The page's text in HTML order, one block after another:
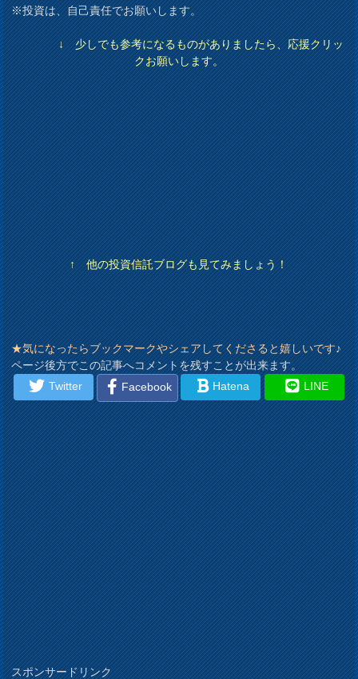
※投資は、自己責任でお願いします。
↓ 少しでも参考になるものがありましたら、応援クリッ
クお願いします。
↑ 他の投資信託ブログも見てみましょう！
★気になったらブックマークやシェアしてくださると嬉しいです♪
ページ後方でこの記事へコメントを残すことが出来ます。
Twitter
Facebook Hatena LINE
スポンサードリンク